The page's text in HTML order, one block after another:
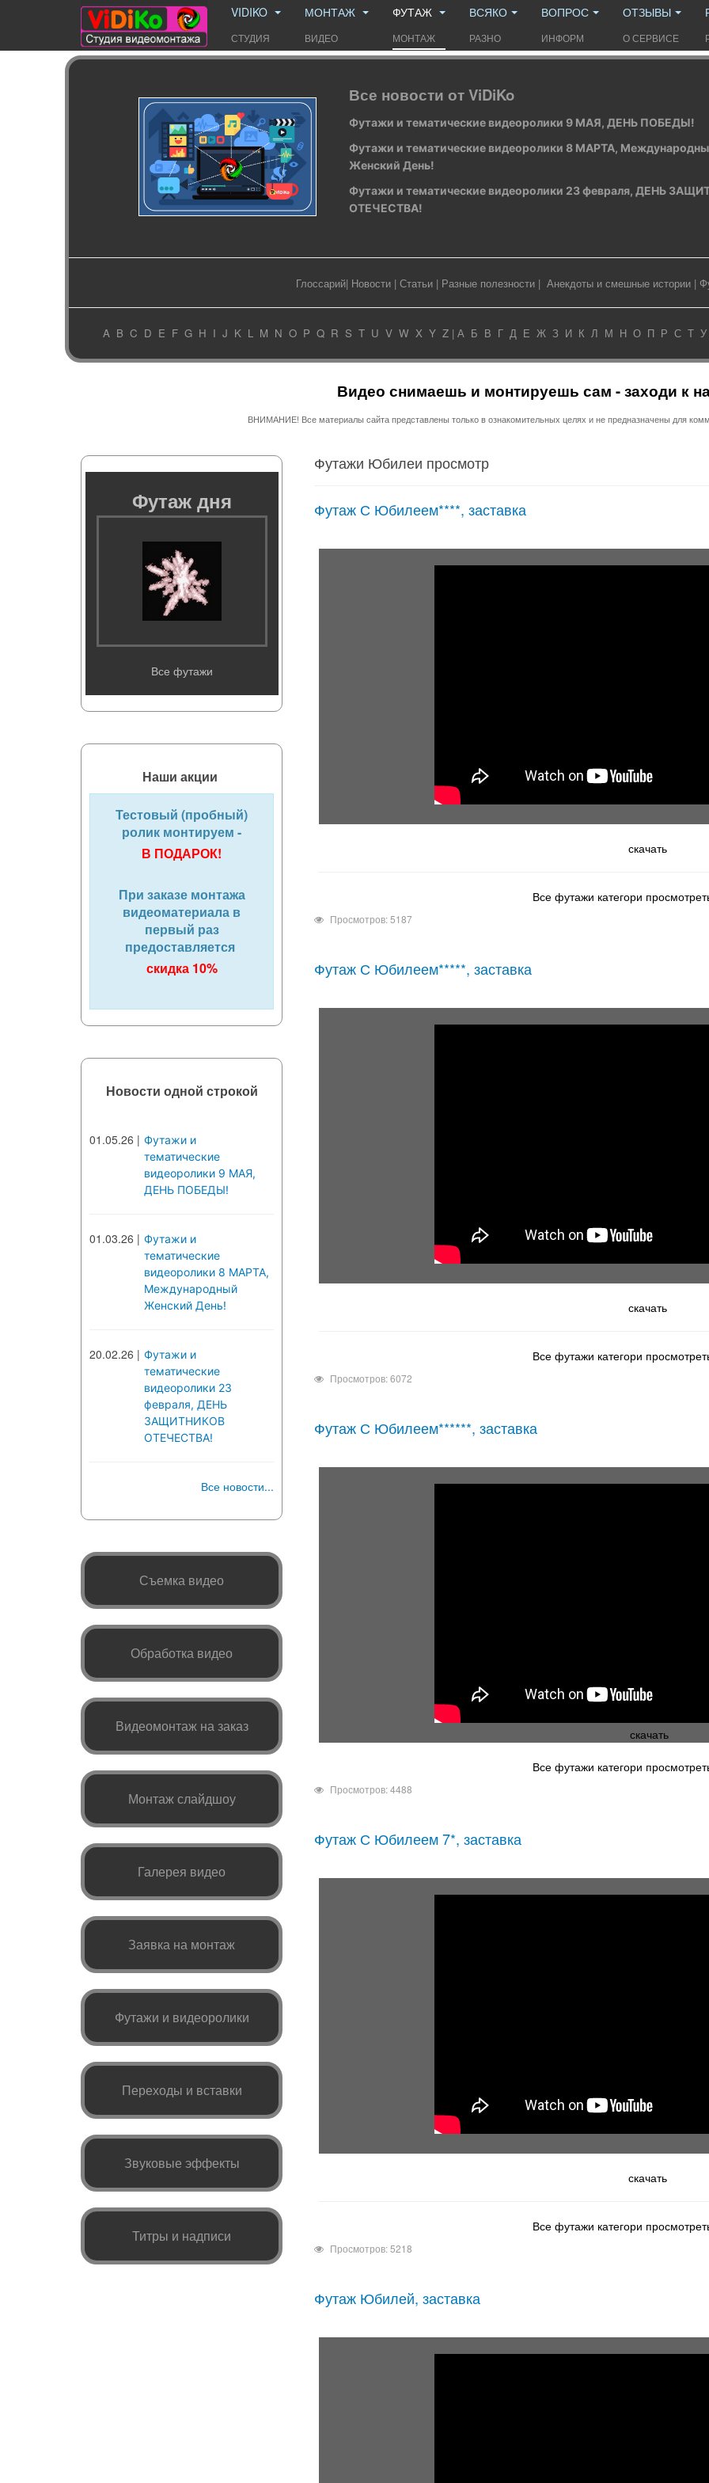
VIDIKO
СТУДИЯ
МОНТАЖ
ВИДЕО
ФУТАЖ
МОНТАЖ
ВСЯКО
РАЗНО
ВОПРОС
ИНФОРМ
ОТЗЫВЫ
О СЕРВИСЕ
Все новости от ViDiKo
Футажи и тематические видеоролики 9 МАЯ, ДЕНЬ ПОБЕДЫ!
Футажи и тематические видеоролики 8 МАРТА,
Женский День!
Футажи и тематические видеоролики 23 февраля, ДЕНЬ
ОТЕЧЕСТВА!
Глоссарий| Новости | Статьи | Разные полезности | Анекдоты и смешные истории |
A B C D E F G H I J K L M N O P Q R S T U V W X Y Z| А Б В Г Д Е Ж З И К Л М Н О П Р С Т У
Видео снимаешь и монтируешь сам - заходи к
ВНИМАНИЕ! Все материалы сайта представлены только в ознакомительных целях и не предназначены для
Футажи Юбилеи просмотр
Футаж С Юбилеем****, заставка
скачать
Все футажи категори
Просмотров: 5187
Футаж С Юбилеем*****, заставка
скачать
Все футажи категори
Просмотров: 6072
Футаж С Юбилеем******, заставка
скачать
Все футажи категори
Просмотров: 4488
Футаж С Юбилеем 7*, заставка
скачать
Все футажи категори
Просмотров: 5218
Футаж Юбилей, заставка
Футаж дня
Все футажи
Наши акции
Тестовый (пробный)
ролик монтируем -
В ПОДАРОК!
При заказе монтажа
видеоматериала в
первый раз
предоставляется
скидка 10%
Новости одной строкой
01.05.26 | Футажи и
тематические
видеоролики 9 МАЯ,
ДЕНЬ ПОБЕДЫ!
01.03.26 | Футажи и
тематические
видеоролики 8 МАРТА,
Международный
Женский День!
20.02.26 | Футажи и
тематические
видеоролики 23
февраля, ДЕНЬ
ЗАЩИТНИКОВ
ОТЕЧЕСТВА!
Все новости...
Съемка видео
Обработка видео
Видеомонтаж на заказ
Монтаж слайдшоу
Галерея видео
Заявка на монтаж
Футажи и видеоролики
Переходы и вставки
Звуковые эффекты
Титры и надписи